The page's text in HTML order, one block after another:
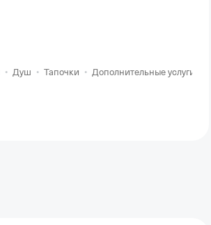
• Душ • Тапочки • Дополнительные услуги